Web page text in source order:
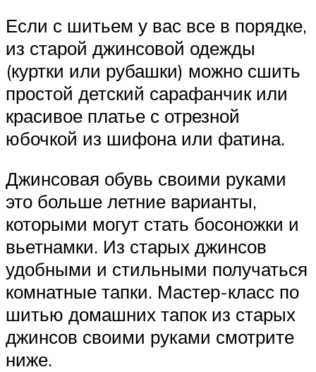
Если с шитьем у вас все в порядке,
из старой джинсовой одежды
(куртки или рубашки) можно сшить
простой детский сарафанчик или
красивое платье с отрезной
юбочкой из шифона или фатина.
Джинсовая обувь своими руками
это больше летние варианты,
которыми могут стать босоножки и
вьетнамки. Из старых джинсов
удобными и стильными получаться
комнатные тапки. Мастер-класс по
шитью домашних тапок из старых
джинсов своими руками смотрите
ниже.